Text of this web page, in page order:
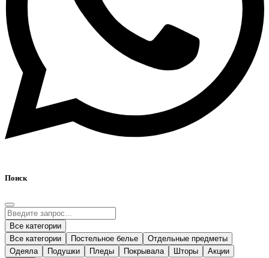
Поиск
Все категории
Все категории
Постельное белье
Отдельные предметы
Одеяла
Подушки Пледы Покрывала Шторы Акции